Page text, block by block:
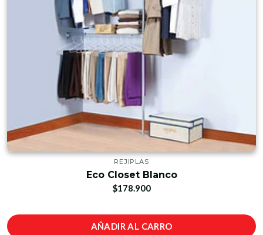
REJIPLAS
Eco Closet Blanco
$178.900
AÑADIR AL CARRO